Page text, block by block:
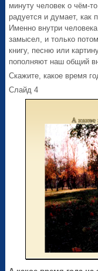
минуту человек о чём-
радуется и думает, как
Именно внутри
замысел, и только
книгу, песню или
пополняют наш общий
Скажите, какое время
Слайд 4